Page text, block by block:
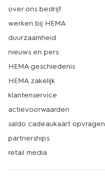
over ons bedrijf
werken bij HEMA
duurzaamheid
nieuws en pers
HEMA geschiedenis
HEMA zakelijk
klantenservice
actievoorwaarden
saldo cadeaukaart opvragen
partnerships
retail media